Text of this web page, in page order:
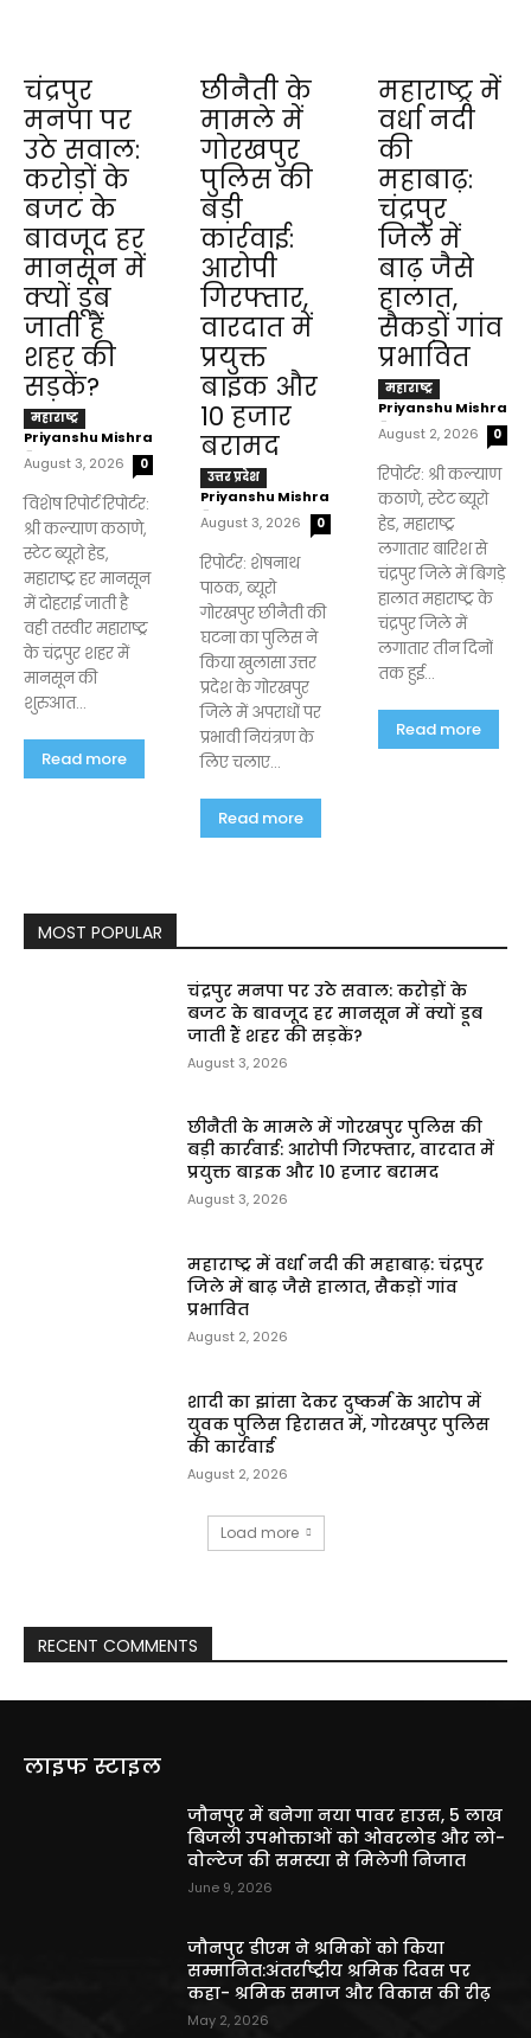
चंद्रपुर
मनपा पर
उठे सवाल:
करोड़ों के
बजट के
बावजूद हर
मानसून में
क्यों डूब
जाती हैं
शहर की
सड़कें?
महाराष्ट्र
Priyanshu Mishra
-
August 3, 2026 0
विशेष रिपोर्ट रिपोर्टर:
श्री कल्याण कठाणे,
स्टेट ब्यूरो हेड,
महाराष्ट्र हर मानसून
में दोहराई जाती है
वही तस्वीर महाराष्ट्र
के चंद्रपुर शहर में
मानसून की
शुरुआत...
Read more
छीनैती के
मामले में
गोरखपुर
पुलिस की
बड़ी
कार्रवाई:
आरोपी
गिरफ्तार,
वारदात में
प्रयुक्त
बाइक और
₹10 हजार
बरामद
उत्तर प्रदेश
Priyanshu Mishra
-
August 3, 2026 0
रिपोर्टर: शेषनाथ
पाठक, ब्यूरो
गोरखपुर छीनैती की
घटना का पुलिस ने
किया खुलासा उत्तर
प्रदेश के गोरखपुर
जिले में अपराधों पर
प्रभावी नियंत्रण के
लिए चलाए...
Read more
महाराष्ट्र में
वर्धा नदी
की
महाबाढ़:
चंद्रपुर
जिले में
बाढ़ जैसे
हालात,
सैकड़ों गांव
प्रभावित
महाराष्ट्र
Priyanshu Mishra
-
August 2, 2026 0
रिपोर्टर: श्री कल्याण
कठाणे, स्टेट ब्यूरो
हेड, महाराष्ट्र
लगातार बारिश से
चंद्रपुर जिले में बिगड़े
हालात महाराष्ट्र के
चंद्रपुर जिले में
लगातार तीन दिनों
तक हुई...
Read more
MOST POPULAR
चंद्रपुर मनपा पर उठे सवाल: करोड़ों के
बजट के बावजूद हर मानसून में क्यों डूब
जाती हैं शहर की सड़कें?
August 3, 2026
छीनैती के मामले में गोरखपुर पुलिस की
बड़ी कार्रवाई: आरोपी गिरफ्तार, वारदात में
प्रयुक्त बाइक और ₹10 हजार बरामद
August 3, 2026
महाराष्ट्र में वर्धा नदी की महाबाढ़: चंद्रपुर
जिले में बाढ़ जैसे हालात, सैकड़ों गांव
प्रभावित
August 2, 2026
शादी का झांसा देकर दुष्कर्म के आरोप में
युवक पुलिस हिरासत में, गोरखपुर पुलिस
की कार्रवाई
August 2, 2026
Load more
RECENT COMMENTS
लाइफ स्टाइल
जौनपुर में बनेगा नया पावर हाउस, 5 लाख
बिजली उपभोक्ताओं को ओवरलोड और लो-
वोल्टेज की समस्या से मिलेगी निजात
June 9, 2026
जौनपुर डीएम ने श्रमिकों को किया
सम्मानित:अंतर्राष्ट्रीय श्रमिक दिवस पर
कहा- श्रमिक समाज और विकास की रीढ़
May 2, 2026